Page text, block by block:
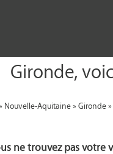
Gironde,
Nouvelle-Aquitaine»Gironde
ne trouvez pas votre